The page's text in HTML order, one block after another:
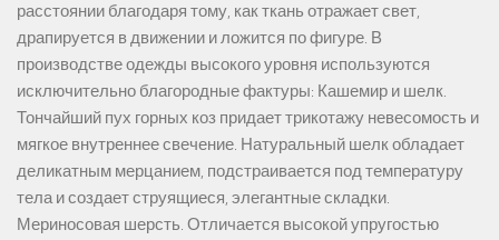
расстоянии благодаря тому, как ткань отражает свет,
драпируется в движении и ложится по фигуре. В
производстве одежды высокого уровня используются
исключительно благородные фактуры: Кашемир и шелк.
Тончайший пух горных коз придает трикотажу невесомость и
мягкое внутреннее свечение. Натуральный шелк обладает
деликатным мерцанием, подстраивается под температуру
тела и создает струящиеся, элегантные складки.
Мериносовая шерсть. Отличается высокой упругостью